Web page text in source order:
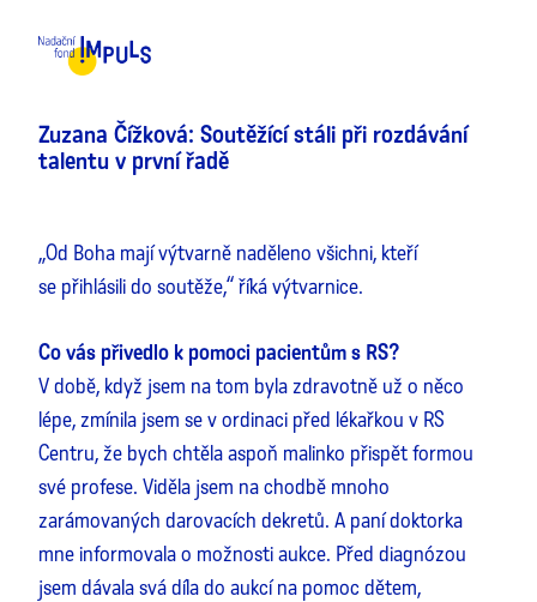
Zuzana Čížková: Soutěžící stáli při rozdávání
talentu v první řadě
„Od Boha mají výtvarně naděleno všichni, kteří
se přihlásili do soutěže,“ říká výtvarnice.
Co vás přivedlo k pomoci pacientům s RS?
V době, když jsem na tom byla zdravotně už o něco
lépe, zmínila jsem se v ordinaci před lékařkou v RS
Centru, že bych chtěla aspoň malinko přispět formou
své profese. Viděla jsem na chodbě mnoho
zarámovaných darovacích dekretů. A paní doktorka
mne informovala o možnosti aukce. Před diagnózou
jsem dávala svá díla do aukcí na pomoc dětem,